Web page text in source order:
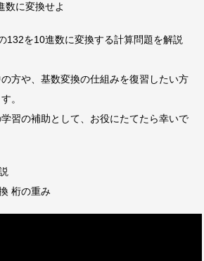
に変換せよ
132を10進数に変換する計算問題を解説
方や、基数変換の仕組みを復習したい方
。
習の補助として、お役にたてたら幸いで
桁の重み